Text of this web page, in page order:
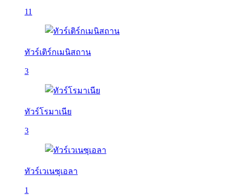
11
ทัวร์เติร์กเมนิสถาน
3
ทัวร์โรมาเนีย
3
ทัวร์เวเนซุเอลา
1